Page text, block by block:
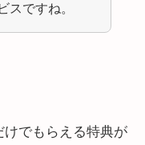
スですね。
でもらえる特典が